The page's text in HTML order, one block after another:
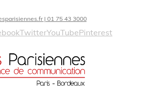
| 01 75 43 3000
TwitterYouTubePinterest